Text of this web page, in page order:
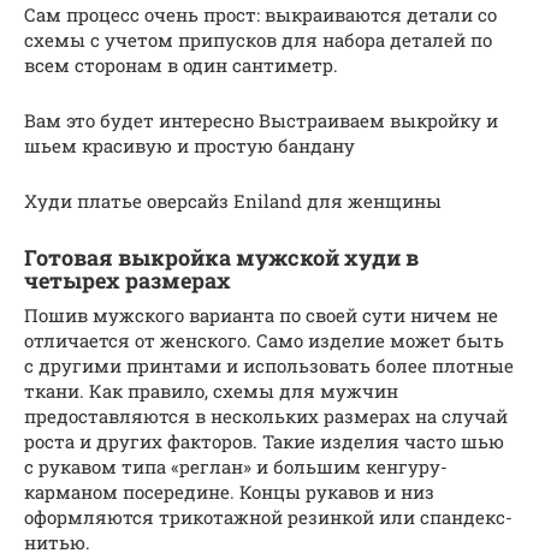
Сам процесс очень прост: выкраиваются детали со
схемы с учетом припусков для набора деталей по
всем сторонам в один сантиметр.
Вам это будет интересно Выстраиваем выкройку и
шьем красивую и простую бандану
Худи платье оверсайз Eniland для женщины
Готовая выкройка мужской худи в
четырех размерах
Пошив мужского варианта по своей сути ничем не
отличается от женского. Само изделие может быть
с другими принтами и использовать более плотные
ткани. Как правило, схемы для мужчин
предоставляются в нескольких размерах на случай
роста и других факторов. Такие изделия часто шью
с рукавом типа «реглан» и большим кенгуру-
карманом посередине. Концы рукавов и низ
оформляются трикотажной резинкой или спандекс-
нитью.